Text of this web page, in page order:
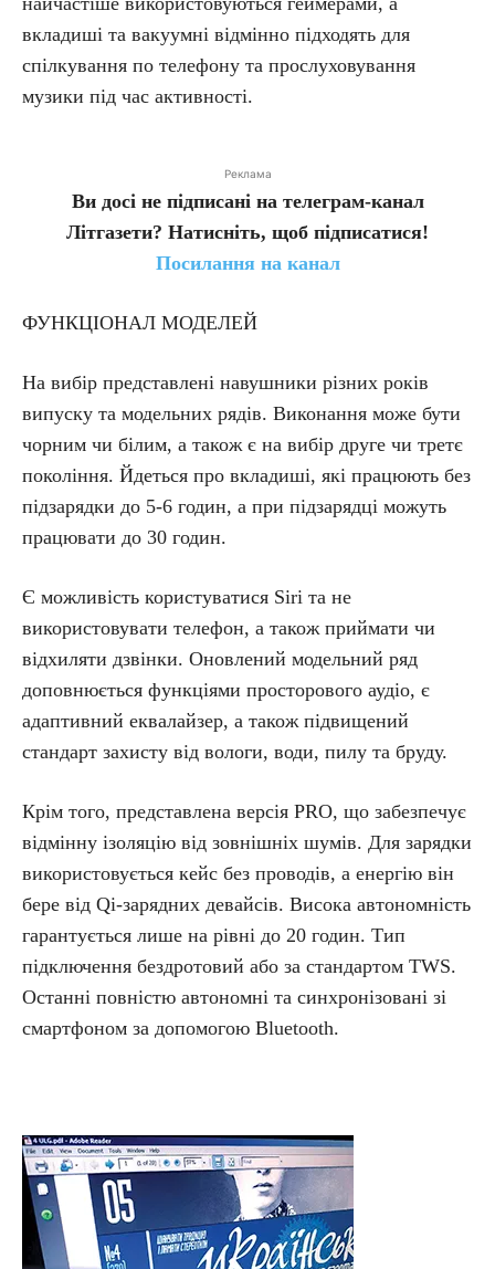
вкладиші та вакуумні відмінно підходять для
спілкування по телефону та прослуховування
музики під час активності.
Реклама
Ви досі не підписані на телеграм-канал
Літгазети? Натисніть, щоб підписатися!
Посилання на канал
ФУНКЦІОНАЛ МОДЕЛЕЙ
На вибір представлені навушники різних років
випуску та модельних рядів. Виконання може бути
чорним чи білим, а також є на вибір друге чи третє
покоління. Йдеться про вкладиші, які працюють без
підзарядки до 5-6 годин, а при підзарядці можуть
працювати до 30 годин.
Є можливість користуватися Siri та не
використовувати телефон, а також приймати чи
відхиляти дзвінки. Оновлений модельний ряд
доповнюється функціями просторового аудіо, є
адаптивний еквалайзер, а також підвищений
стандарт захисту від вологи, води, пилу та бруду.
Крім того, представлена версія PRO, що забезпечує
відмінну ізоляцію від зовнішніх шумів. Для зарядки
використовується кейс без проводів, а енергію він
бере від Qi-зарядних девайсів. Висока автономність
гарантується лише на рівні до 20 годин. Тип
підключення бездротовий або за стандартом TWS.
Останні повністю автономні та синхронізовані зі
смартфоном за допомогою Bluetooth.